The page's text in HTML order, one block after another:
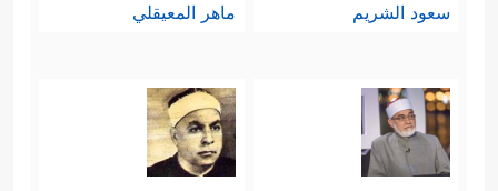
سعود الشريم ماهر المعيقلي